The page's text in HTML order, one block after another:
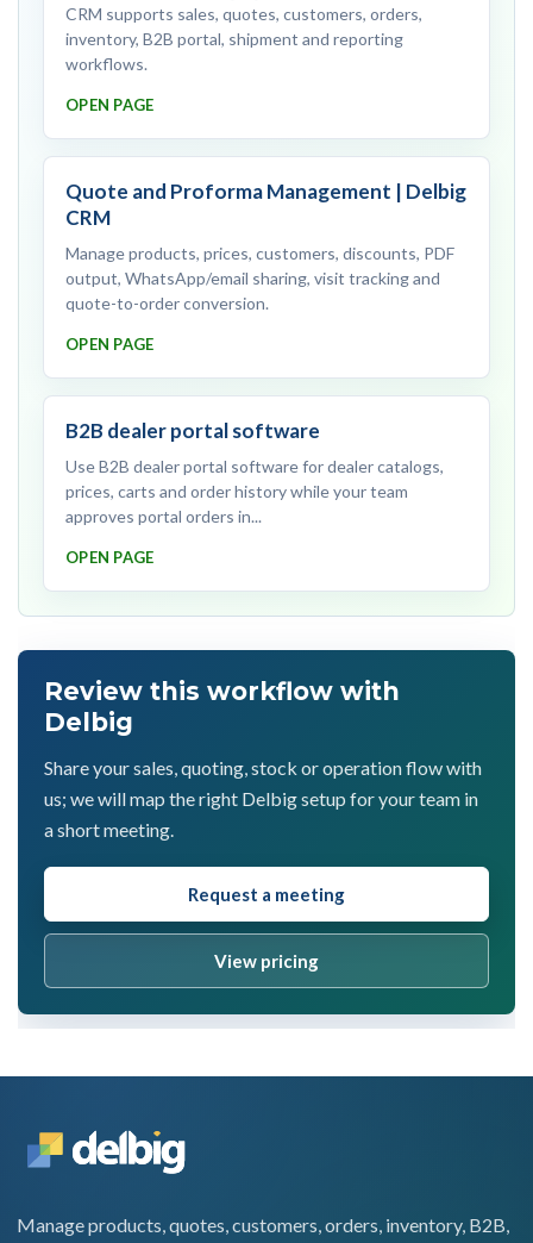
CRM supports sales, quotes, customers, orders,
inventory, B2B portal, shipment and reporting
workflows.
OPEN PAGE
Quote and Proforma Management | Delbig
CRM
Manage products, prices, customers, discounts, PDF
output, WhatsApp/email sharing, visit tracking and
quote-to-order conversion.
OPEN PAGE
B2B dealer portal software
Use B2B dealer portal software for dealer catalogs,
prices, carts and order history while your team
approves portal orders in...
OPEN PAGE
Review this workflow with
Delbig
Share your sales, quoting, stock or operation flow with
us; we will map the right Delbig setup for your team in
a short meeting.
Request a meeting
View pricing
Manage products, quotes, customers, orders, inventory, B2B,